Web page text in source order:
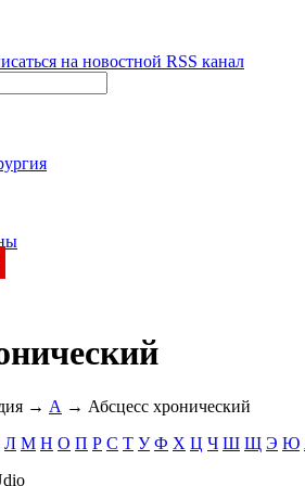
→ А → Абсцесс хронический
Л М Н О П Р С Т У Ф Х Ц Ч Ш Щ Э Ю